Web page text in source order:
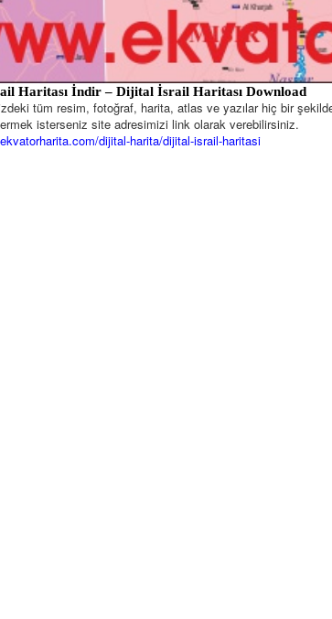
Haritasıİndir – Dijital İsrail Haritası Download
tüm resim, fotoğraf, harita, atlas ve yazılar hiç bir
isterseniz site adresimizi link olarak verebilirsiniz.
dijital-harita/dijital-israil-haritasi